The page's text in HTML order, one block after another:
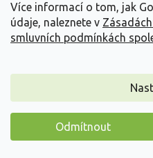
Více informací o tom, jak
údaje, naleznete v
smluvních podmínkách
Odmítnout
Vyprodáno
Poloopadavý keř s tmavě
100 cm a šířky 60 - 80 cm. Od
Máme pro